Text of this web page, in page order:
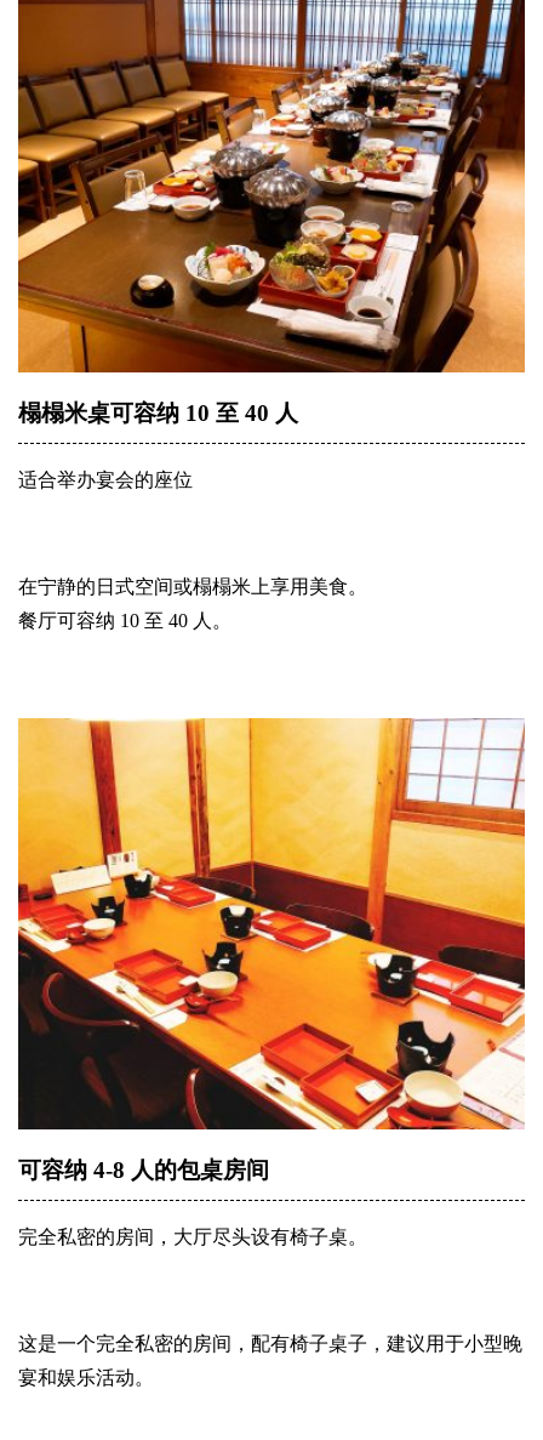
榻榻米桌可容纳 10 至 40 人
适合举办宴会的座位
在宁静的日式空间或榻榻米上享用美食。
餐厅可容纳 10 至 40 人。
可容纳 4-8 人的包桌房间
完全私密的房间，大厅尽头设有椅子桌。
这是一个完全私密的房间，配有椅子桌子，建议用于小型晚
宴和娱乐活动。